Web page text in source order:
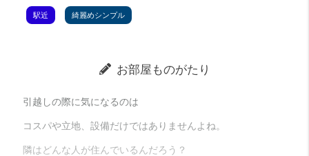
駅近 綺麗めシンプル
お部屋ものがたり
引越しの際に気になるのは
コスパや立地、設備だけではありませんよね。
隣はどんな人が住んでいるんだろう？